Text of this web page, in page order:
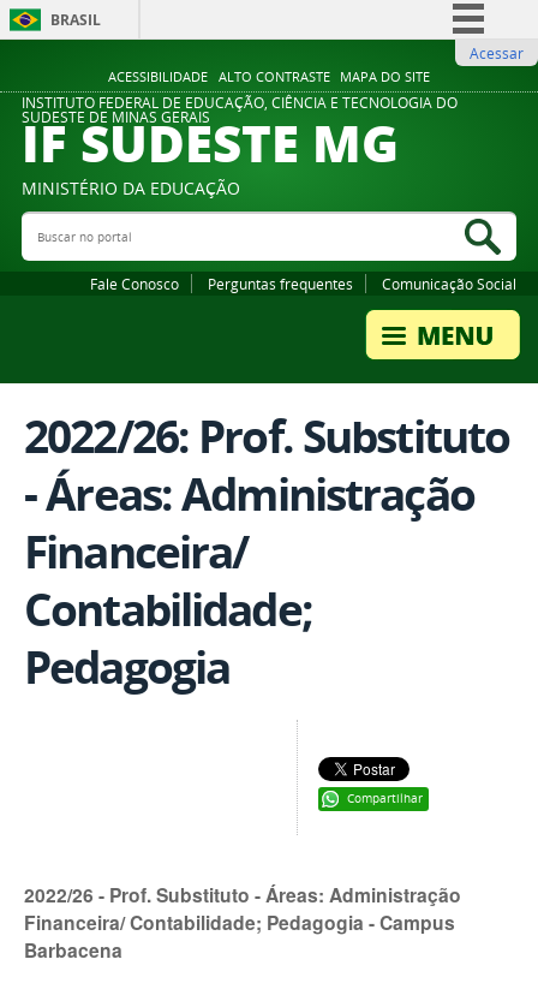
ACESSIBILIDADE ALTO CONTRASTE MAPA DO SITE
BRASIL
Comunica BR
Participe
Legislação
Acessar
INSTITUTO FEDERAL DE EDUCAÇÃO, CIÊNCIA E TECNOLOGIA DO
SUDESTE DE MINAS GERAIS
IF SUDESTE MG
MINISTÉRIO DA EDUCAÇÃO
Buscar no portal
Fale Conosco Perguntas frequentes Comunicação Social
2022/26: Prof. Substituto
- Áreas: Administração
Financeira/
Contabilidade;
Pedagogia
Compartilhar
2022/26 - Prof. Substituto - Áreas: Administração
Financeira/ Contabilidade; Pedagogia - Campus
Barbacena